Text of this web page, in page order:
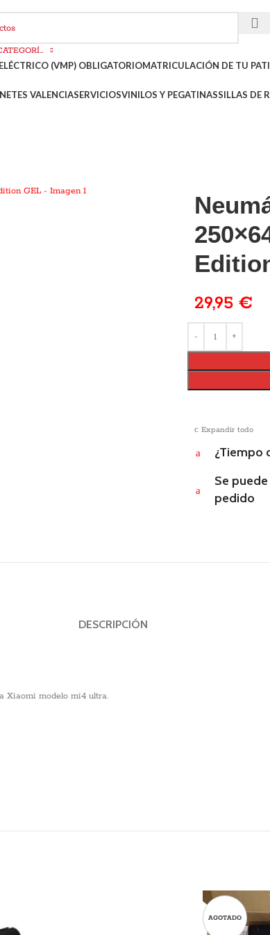
SELECCIONAR CATEGORÍA
(VMP) OBLIGATORIOMATRICULACIÓN DE TU
VALENCIASERVICIOSVINILOS Y PEGATINASSILLAS DE
29,95€
c Expandir todo
a ¿Tiempo
a
Se
pedido
DESCRIPCIÓN
Xiaomi modelo mi4 ultra.
AGOTADO